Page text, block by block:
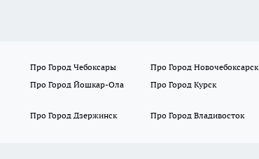
Про Город Чебоксары Про Город Новочебоксарск
Про Город Йошкар-Ола
Про Город Курск
Про Город Дзержинск
Про Город Владивосток